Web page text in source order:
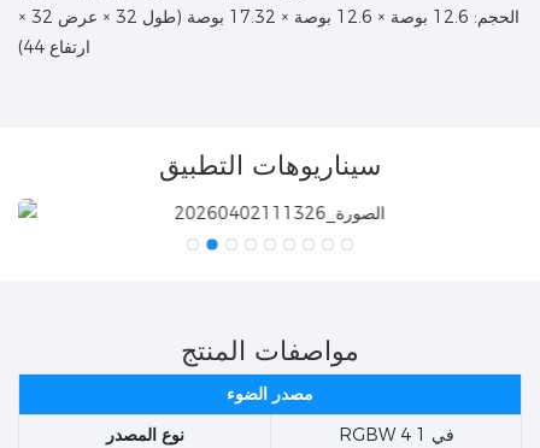
الحجم: 12.6 بوصة × 12.6 بوصة × 17.32 بوصة (طول 32 × عرض 32 ×
ارتفاع 44)
سيناريوهات التطبيق
مواصفات المنتج
مصدر الضوء
نوع المصدر
RGBW 4 في 1